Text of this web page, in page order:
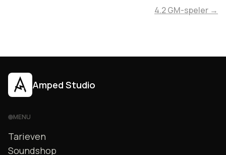
4.2 GM-speler →
Amped Studio
MENU
Tarieven
Soundshop